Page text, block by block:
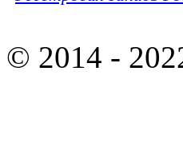
© 2014 -